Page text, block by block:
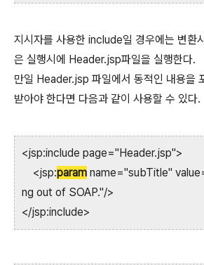
지시자를 사용한 include일 경우에는 변환
은 실행시에 Header.jsp파일을 실행한다.
만일 Header.jsp 파일에서 동적인 내용을
받아야 한다면 다음과 같이 사용할 수 있다.
<jsp:include page="Header.jsp">
<jsp:param name="subTitle"
ng out of SOAP."/>
</jsp:include>